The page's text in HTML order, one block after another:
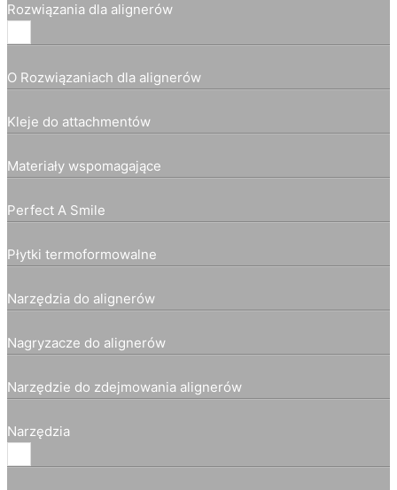
Rozwiązania dla alignerów
O Rozwiązaniach dla alignerów
Kleje do attachmentów
Materiały wspomagające
Perfect A Smile
Płytki termoformowalne
Narzędzia do alignerów
Nagryzacze do alignerów
Narzędzie do zdejmowania alignerów
Narzędzia